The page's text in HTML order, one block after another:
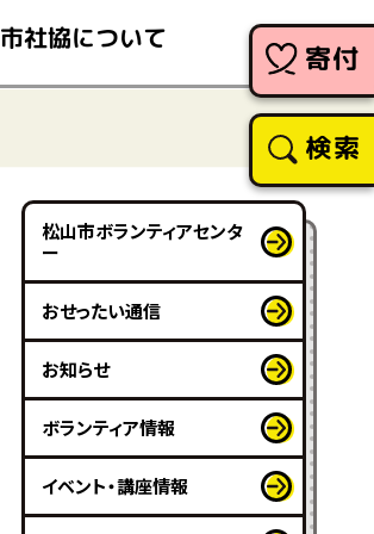
市社協について
寄付
検索
松山市ボランティアセンタ
ー
おせったい通信
お知らせ
ボランティア情報
イベント・講座情報